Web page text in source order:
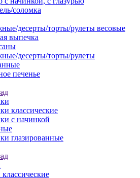
соломка
десерты/торты/рулеты весовые
выпечка
десерты/торты/рулеты
печенье
классические
с начинкой
глазированные